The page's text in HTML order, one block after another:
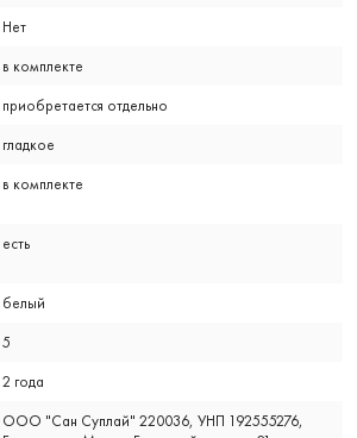
Нет
в комплекте
приобретается отдельно
гладкое
в комплекте
есть
белый
5
2 года
ООО "Сан Суплай" 220036, УНП 192555276,